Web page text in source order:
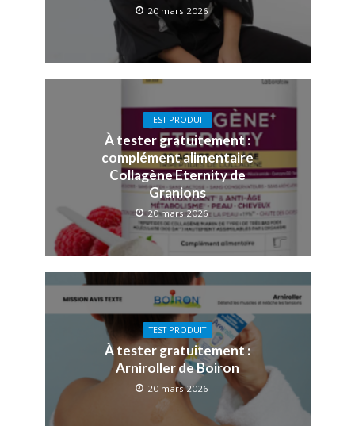
20 mars 2026
TEST PRODUIT
À tester gratuitement :
complément alimentaire
Collagène Eternity de
Granions
20 mars 2026
TEST PRODUIT
À tester gratuitement :
Arniroller de Boiron
20 mars 2026